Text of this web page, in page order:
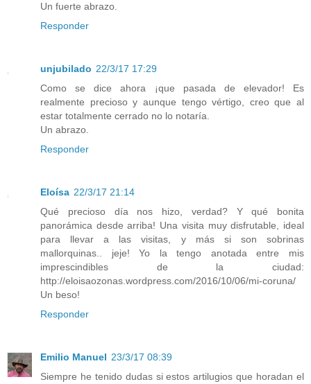
Un fuerte abrazo.
Responder
unjubilado 22/3/17 17:29
Como se dice ahora ¡que pasada de elevador! Es
realmente precioso y aunque tengo vértigo, creo que al
estar totalmente cerrado no lo notaría.
Un abrazo.
Responder
Eloísa 22/3/17 21:14
Qué precioso día nos hizo, verdad? Y qué bonita
panorámica desde arriba! Una visita muy disfrutable, ideal
para llevar a las visitas, y más si son sobrinas
mallorquinas.. jeje! Yo la tengo anotada entre mis
imprescindibles de la ciudad:
http://eloisaozonas.wordpress.com/2016/10/06/mi-coruna/
Un beso!
Responder
Emilio Manuel 23/3/17 08:39
Siempre he tenido dudas si estos artilugios que horadan el